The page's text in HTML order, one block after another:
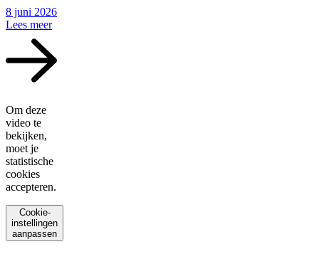
8 juni 2026
Lees meer
Om deze
video te
bekijken,
moet je
statistische
cookies
accepteren.
Cookie-
instellingen
aanpassen